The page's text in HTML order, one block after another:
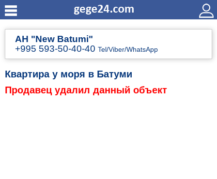
АН "New Batumi"
+995 593-50-40-40 Tel/Viber/WhatsApp
Квартира у моря в Батуми
Продавец удалил данный объект